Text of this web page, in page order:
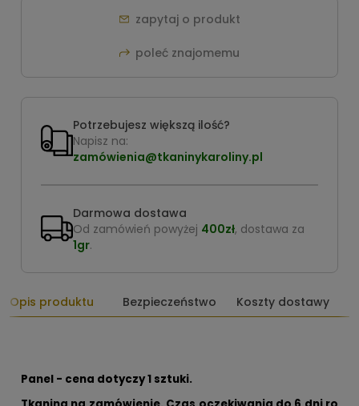
zapytaj o produkt
poleć znajomemu
Potrzebujesz większą ilość?
Napisz na:
zamówienia@tkaninykaroliny.pl
Darmowa dostawa
Od zamówień powyżej 400zł, dostawa za
1gr.
Opis produktu Bezpieczeństwo Koszty dostawy
Panel - cena dotyczy 1 sztuki.